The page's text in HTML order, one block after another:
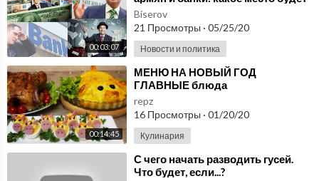
00:03:07
у банкиров в новом мире?
Biserov
21 Просмотры · 05/25/20
Новости и политика
00:14:45
⁣МЕНЮ НА НОВЫЙ ГОД
ГЛАВНЫЕ блюда
НОВОГОДНЕГО стола БЕЗ
КОТОРЫХ не будет
ПРАЗДНИКА!!!!
repz
16 Просмотры · 01/20/20
Кулинария
⁣С чего начать разводить гусей.
Что будет, если...?